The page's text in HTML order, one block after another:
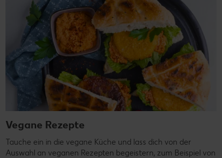
Vegane Rezepte
Tauche ein in die vegane Küche und lass dich von der
Auswahl an veganen Rezepten begeistern, zum Beispiel von